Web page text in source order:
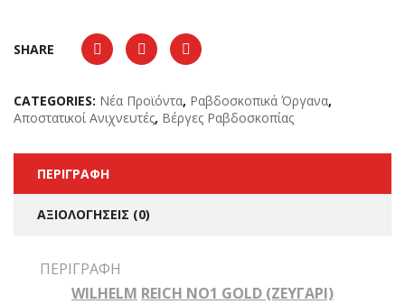
SHARE
CATEGORIES: Νέα Προϊόντα, Ραβδοσκοπικά Όργανα,
Αποστατικοί Ανιχνευτές, Βέργες Ραβδοσκοπίας
ΠΕΡΙΓΡΑΦΉ
ΑΞΙΟΛΟΓΉΣΕΙΣ (0)
ΠΕΡΙΓΡΑΦΉ
WILHELM REICH ΝΟ1 GOLD (ΖΕΥΓΆΡΙ)